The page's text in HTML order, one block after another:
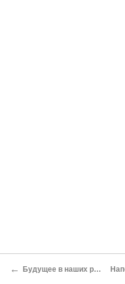
← Будущее в наших руках